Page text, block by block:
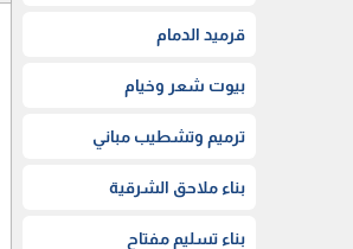
قرميد الدمام
بيوت شعر وخيام
ترميم وتشطيب مباني
بناء ملاحق الشرقية
بناء تسليم مفتاح